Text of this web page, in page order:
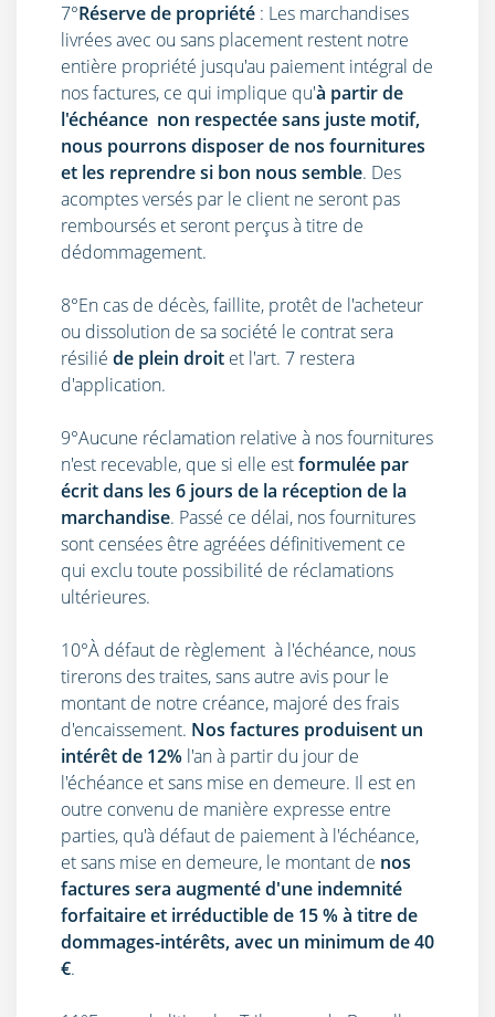
7°Réserve de propriété : Les marchandises
livrées avec ou sans placement restent notre
entière propriété jusqu'au paiement intégral de
nos factures, ce qui implique qu'à partir de
l'échéance non respectée sans juste motif,
nous pourrons disposer de nos fournitures
et les reprendre si bon nous semble. Des
acomptes versés par le client ne seront pas
remboursés et seront perçus à titre de
dédommagement.
8°En cas de décès, faillite, protêt de l'acheteur
ou dissolution de sa société le contrat sera
résilié de plein droit et l'art. 7 restera
d'application.
9°Aucune réclamation relative à nos fournitures
n'est recevable, que si elle estformulée par
écrit dans les 6 jours de la réception de la
marchandise. Passé ce délai, nos fournitures
sont censées être agréées définitivement ce
qui exclu toute possibilité de réclamations
ultérieures.
10°À défaut de règlement à l'échéance, nous
tirerons des traites, sans autre avis pour le
montant de notre créance, majoré des frais
d'encaissement. Nos factures produisent un
intérêt de 12% l'an à partir du jour de
l'échéance et sans mise en demeure. Il est en
outre convenu de manière expresse entre
parties, qu'à défaut de paiement à l'échéance,
et sans mise en demeure, le montant de nos
factures sera augmenté d'une indemnité
forfaitaire et irréductible de 15 % à titre de
dommages-intérêts, avec un minimum de 40
€.